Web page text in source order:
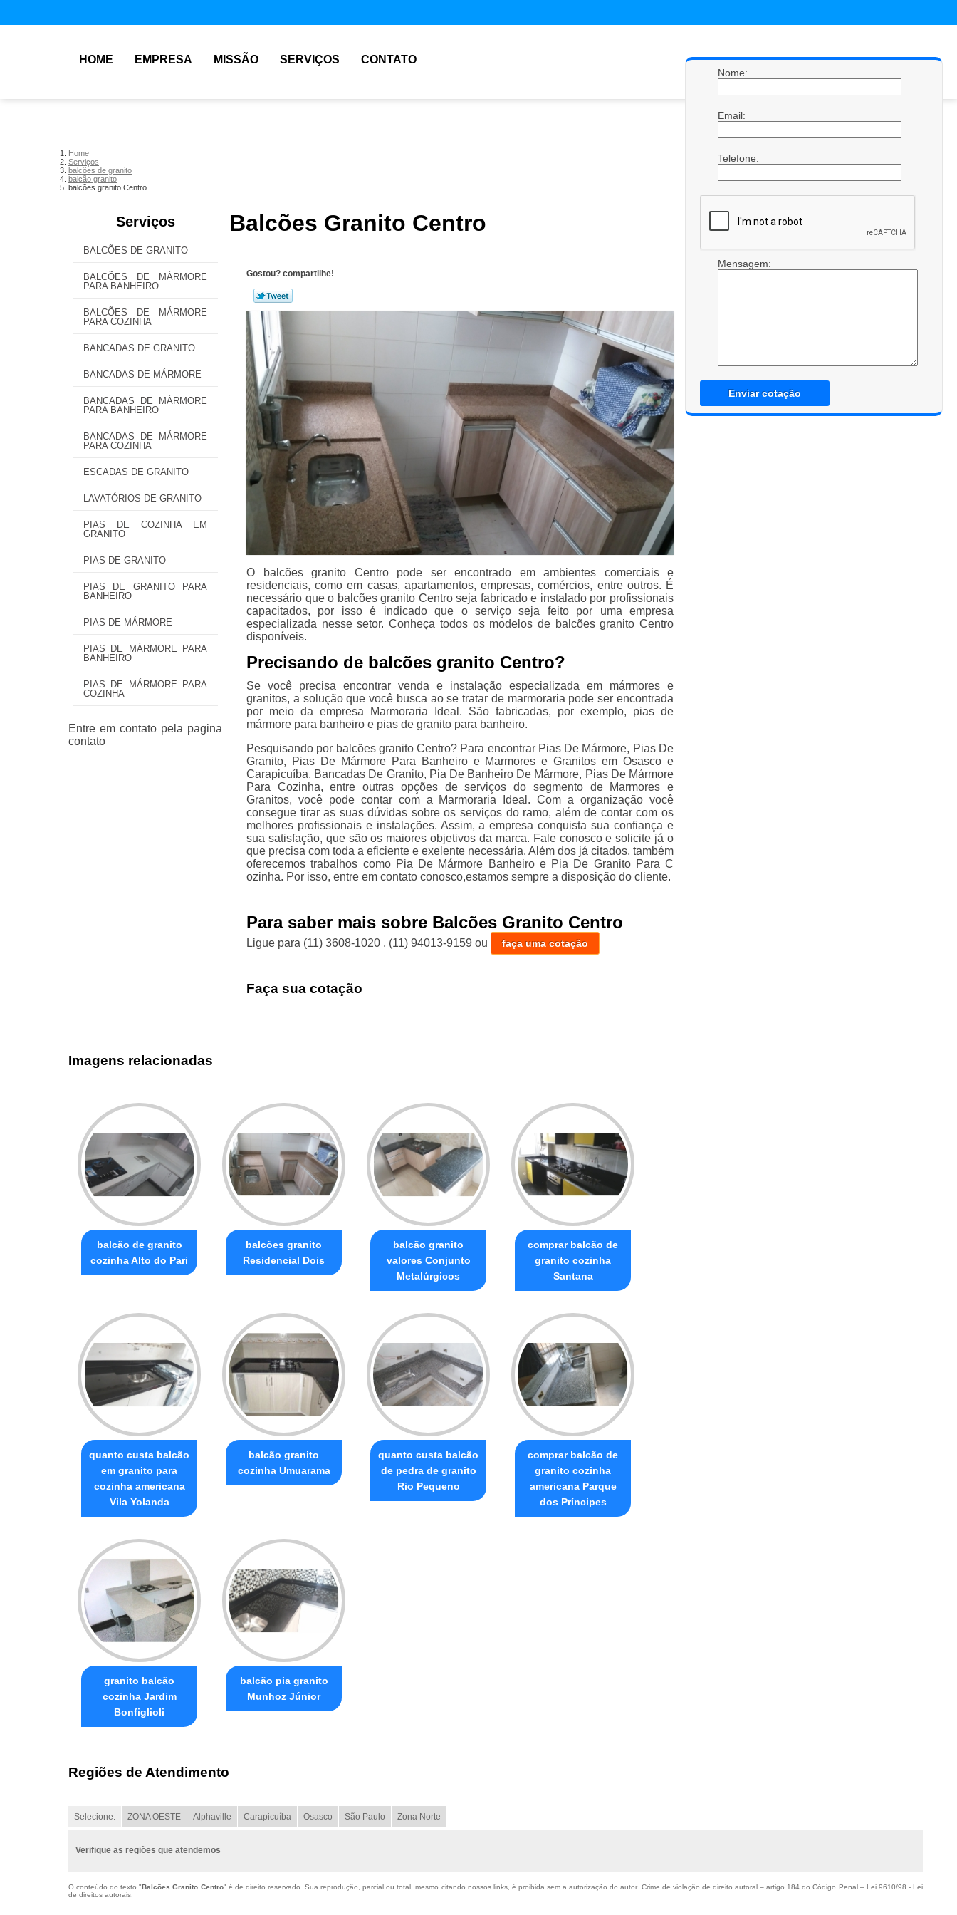
HOME EMPRESA MISSÃO SERVIÇOS CONTATO
Home
Serviços
balcões de granito
balcão granito
balcões granito Centro
Serviços
BALCÕES DE GRANITO
BALCÕES DE MÁRMORE
PARA BANHEIRO
BALCÕES DE MÁRMORE
PARA COZINHA
BANCADAS DE GRANITO
BANCADAS DE MÁRMORE
BANCADAS DE MÁRMORE
PARA BANHEIRO
BANCADAS DE MÁRMORE
PARA COZINHA
ESCADAS DE GRANITO
LAVATÓRIOS DE GRANITO
PIAS DE COZINHA EM
GRANITO
PIAS DE GRANITO
PIAS DE GRANITO PARA
BANHEIRO
PIAS DE MÁRMORE
PIAS DE MÁRMORE PARA
BANHEIRO
PIAS DE MÁRMORE PARA
COZINHA
Balcões Granito Centro
Gostou? compartilhe!
O balcões granito Centro pode ser encontrado em ambientes comerciais e
residenciais, como em casas, apartamentos, empresas, comércios, entre outros. É
necessário que o balcões granito Centro seja fabricado e instalado por profissionais
capacitados, por isso é indicado que o serviço seja feito por uma empresa
especializada nesse setor. Conheça todos os modelos de balcões granito Centro
disponíveis.
Precisando de balcões granito Centro?
Se você precisa encontrar venda e instalação especializada em mármores e
granitos, a solução que você busca ao se tratar de marmoraria pode ser encontrada
por meio da empresa Marmoraria Ideal. São fabricadas, por exemplo, pias de
mármore para banheiro e pias de granito para banheiro.
Pesquisando por balcões granito Centro? Para encontrar Pias De Mármore, Pias De
Granito, Pias De Mármore Para Banheiro e Marmores e Granitos em Osasco e
Carapicuíba, Bancadas De Granito, Pia De Banheiro De Mármore, Pias De Mármore
Para Cozinha, entre outras opções de serviços do segmento de Marmores e
Granitos, você pode contar com a Marmoraria Ideal. Com a organização você
consegue tirar as suas dúvidas sobre os serviços do ramo, além de contar com os
melhores profissionais e instalações. Assim, a empresa conquista sua confiança e
sua satisfação, que são os maiores objetivos da marca. Fale conosco e solicite já o
que precisa com toda a eficiente e exelente necessária. Além dos já citados, também
oferecemos trabalhos como Pia De Mármore Banheiro e Pia De Granito Para C
ozinha. Por isso, entre em contato conosco,estamos sempre a disposição do cliente.
Para saber mais sobre Balcões Granito Centro
Ligue para (11) 3608-1020 , (11) 94013-9159 ou faça uma cotação
Faça sua cotação
Nome:
Email:
Telefone:
Mensagem:
Enviar cotação
Imagens relacionadas
balcão de granito
cozinha Alto do Pari
balcões granito
Residencial Dois
balcão granito
valores Conjunto
Metalúrgicos
comprar balcão de
granito cozinha
Santana
quanto custa balcão
em granito para
cozinha americana
Vila Yolanda
balcão granito
cozinha Umuarama
quanto custa balcão
de pedra de granito
Rio Pequeno
comprar balcão de
granito cozinha
americana Parque
dos Príncipes
granito balcão
cozinha Jardim
Bonfiglioli
balcão pia granito
Munhoz Júnior
Regiões de Atendimento
Selecione: ZONA OESTE Alphaville Carapicuíba Osasco São Paulo Zona Norte
Verifique as regiões que atendemos
O conteúdo do texto "Balcões Granito Centro" é de direito reservado. Sua reprodução, parcial ou total, mesmo citando nossos links, é proibida sem a autorização do autor. Crime de violação de direito autoral – artigo 184 do Código Penal – Lei 9610/98 - Lei
de direitos autorais.